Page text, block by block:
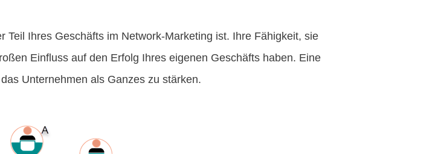
Ihres Geschäfts im Network-Marketing ist. Ihre Fähigkeit, sie
Einfluss auf den Erfolg Ihres eigenen Geschäfts haben. Eine
Unternehmen als Ganzes zu stärken.